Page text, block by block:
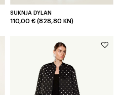
SUKNJA DYLAN
110,00 € (828,80 KN)